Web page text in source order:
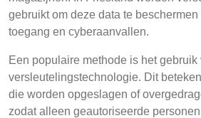
gebruikt om deze data te
toegang en cyberaanvallen.
Een populaire methode is het gebruik
versleutelingstechnologie. Dit
die worden opgeslagen of
zodat alleen geautoriseerde